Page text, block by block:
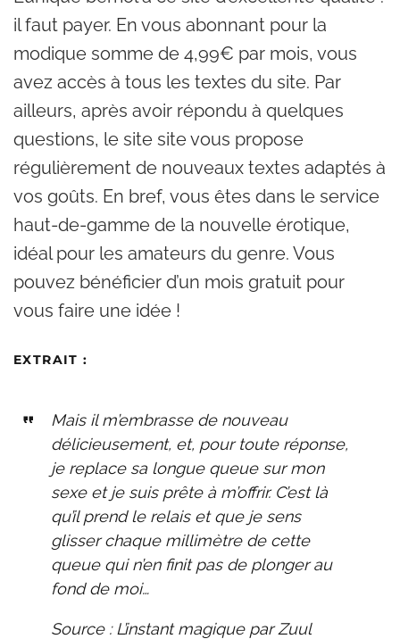
il faut payer. En vous abonnant pour la
modique somme de 4,99€ par mois, vous
avez accès à tous les textes du site. Par
ailleurs, après avoir répondu à quelques
questions, le site site vous propose
régulièrement de nouveaux textes adaptés à
vos goûts. En bref, vous êtes dans le service
haut-de-gamme de la nouvelle érotique,
idéal pour les amateurs du genre. Vous
pouvez bénéficier d’un mois gratuit pour
vous faire une idée !
EXTRAIT :
Mais il m’embrasse de nouveau
délicieusement, et, pour toute réponse,
je replace sa longue queue sur mon
sexe et je suis prête à m’offrir. C’est là
qu’il prend le relais et que je sens
glisser chaque millimètre de cette
queue qui n’en finit pas de plonger au
fond de moi…
Source : L’instant magique par Zuul